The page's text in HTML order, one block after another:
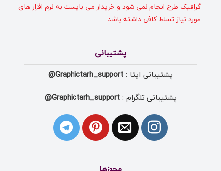
گرافیک طرح انجام نمی شود و خریدار می بایست به نرم افزار های
مورد نیاز تسلط کافی داشته باشد.
پشتیبانی
پشتیبانی ایتا : Graphictarh_support@
پشتیبانی تلگرام :Graphictarh_support@